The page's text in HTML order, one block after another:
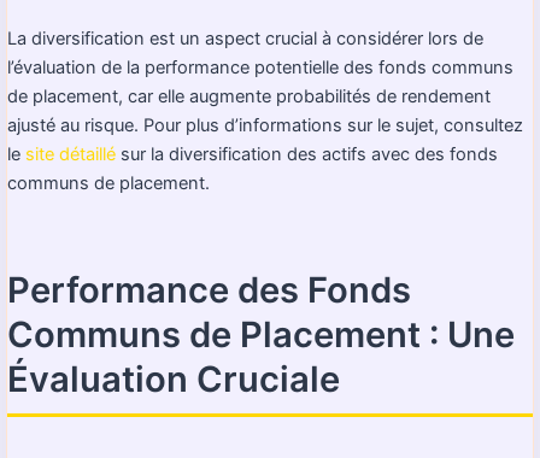
La diversification est un aspect crucial à considérer lors de
l’évaluation de la performance potentielle des fonds communs
de placement, car elle augmente probabilités de rendement
ajusté au risque. Pour plus d’informations sur le sujet, consultez
le site détaillé sur la diversification des actifs avec des fonds
communs de placement.
Performance des Fonds
Communs de Placement : Une
Évaluation Cruciale